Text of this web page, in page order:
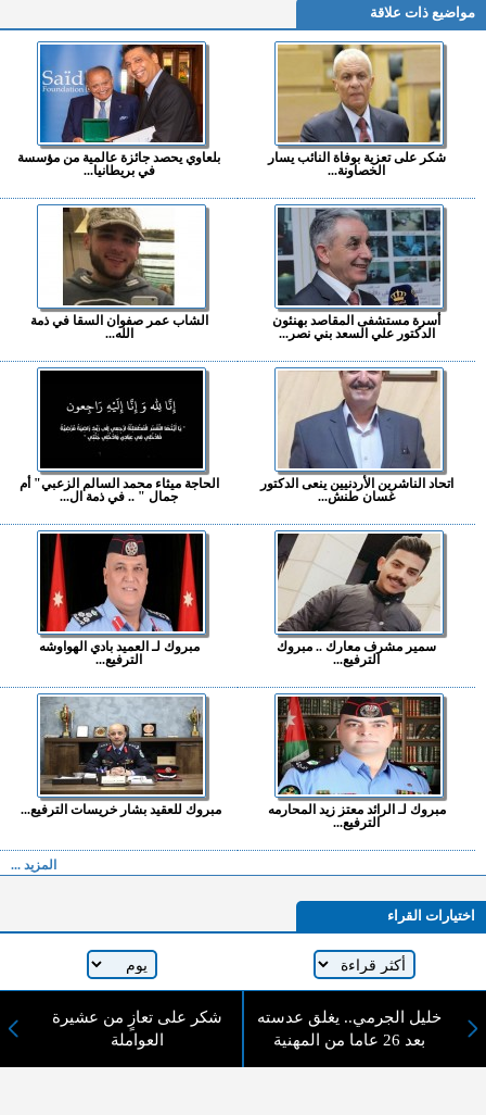
مواضيع ذات علاقة
شكر على تعزية بوفاة النائب يسار
الخصاونة...
بلعاوي يحصد جائزة عالمية من مؤسسة
في بريطانيا...
أسرة مستشفى المقاصد بهنئون
الدكتور علي السعد بني نصر...
الشاب عمر صفوان السقا في ذمة
الله...
اتحاد الناشرين الأردنيين ينعى الدكتور
غسان طنش...
الحاجة ميثاء محمد السالم الزعبي" أم
جمال " .. في ذمة ال...
سمير مشرف معارك .. مبروك
الترفيع...
مبروك لـ العميد بادي الهواوشه
الترفيع...
مبروك لـ الرائد معتز زيد المحارمه
الترفيع...
مبروك للعقيد بشار خريسات الترفيع...
المزيد ...
اختيارات القراء
لا يوجد مقالات
خليل الجرمي.. يغلق عدسته
بعد 26 عاما من المهنية
شكر على تعازٍ من عشيرة
العواملة